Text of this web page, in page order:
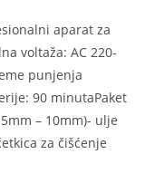
aparat za
voltaža: AC 220-
punjenja
90 minutaPaket
– 10mm)- ulje
za čišćenje